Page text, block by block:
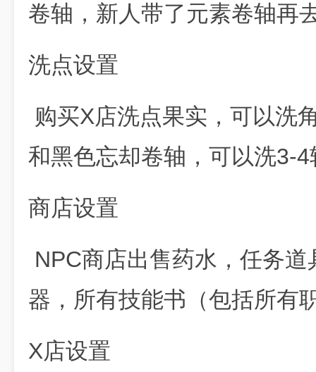
卷轴，新人带了元素卷轴再
洗点设置
购买X店洗点果实，可以洗
和黑色忘却卷轴，可以洗3-
商店设置
NPC商店出售药水，任务
器，所有技能书（包括所有
X店设置